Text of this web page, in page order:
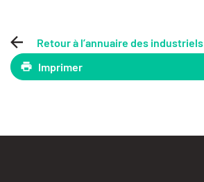
Retour à l’annuaire des industriels
Imprimer